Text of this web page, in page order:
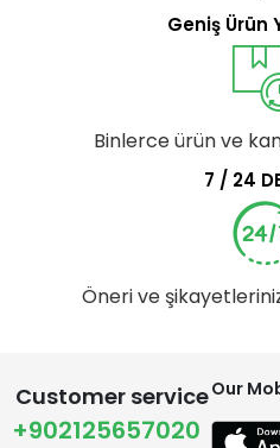
Geniş Ürün
Binlerce ürün ve
7 / 24
Öneri ve
Customer service
+902125657020
Our